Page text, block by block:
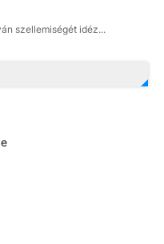
szellemiségét idéz...